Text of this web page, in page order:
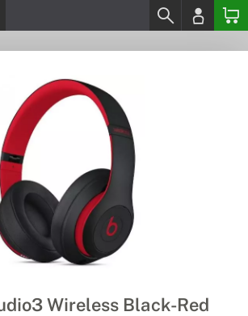
Wireless Black-Red